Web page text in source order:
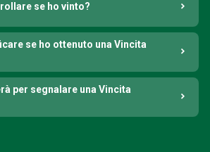
se ho vinto?
se ho ottenuto una Vincita
per segnalare una Vincita